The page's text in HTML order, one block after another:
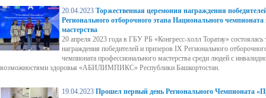
20.04.2023 Торжественная церемония награждения
Регионального отборочного этапа Национального чемпионата
мастерства
20 апреля 2023 года в ГБУ РБ «Конгресс-холл Торатау»
награждения победителей и призеров IX Регионального
чемпионата профессионального мастерства среди людей с
возможностями здоровья «АБИЛИМПИКС» Республики Башкортостан.
19.04.2023 Прошел первый день Регионального Чемпионата